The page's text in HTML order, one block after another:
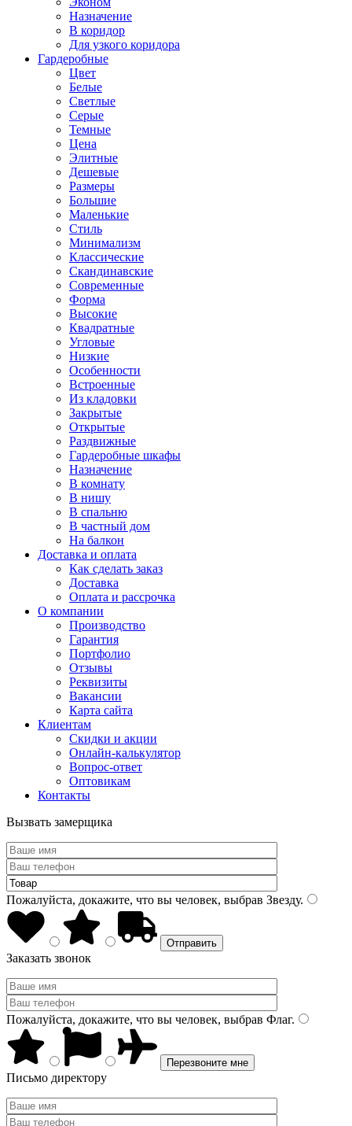
Назначение
В коридор
Для узкого коридора
Гардеробные
Цвет
Белые
Светлые
Серые
Темные
Цена
Элитные
Дешевые
Размеры
Большие
Маленькие
Стиль
Минимализм
Классические
Скандинавские
Современные
Форма
Высокие
Квадратные
Угловые
Низкие
Особенности
Встроенные
Из кладовки
Закрытые
Открытые
Раздвижные
Гардеробные шкафы
Назначение
В комнату
В нишу
В спальню
В частный дом
На балкон
Доставка и оплата
Как сделать заказ
Доставка
Оплата и рассрочка
О компании
Производство
Гарантия
Портфолио
Отзывы
Реквизиты
Вакансии
Карта сайта
Клиентам
Скидки и акции
Онлайн-калькулятор
Вопрос-ответ
Оптовикам
Контакты
Вызвать замерщика
Пожалуйста, докажите, что вы человек, выбрав Звезду.
Заказать звонок
Пожалуйста, докажите, что вы человек, выбрав Флаг.
Письмо директору